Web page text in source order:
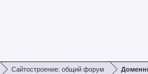
Сайтостроение: общий форум